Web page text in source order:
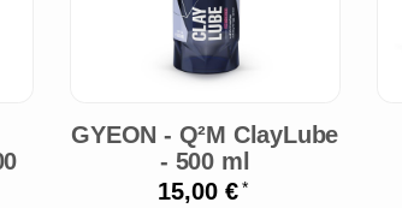
GYEON - Q²M ClayLube
- 500 ml
15,00 €*